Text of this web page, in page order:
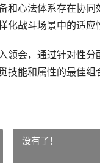
心法体系存在协
战斗场景中的适应
会，通过针对性
技能和属性的最佳
没有了！